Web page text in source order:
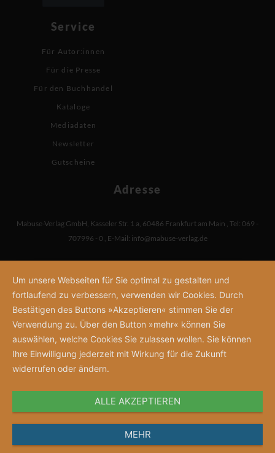
Service
Für Autor:innen
Für die Presse
Für den Buchhandel
Kataloge
Mediadaten
Newsletter
Gutscheine
Adresse
Mabuse-Verlag GmbH, Kasseler Str. 1 a, 60486 Frankfurt am Main , Tel: 069 -
707996 - 0 , E-Mail: info@mabuse-verlag.de
Um unsere Webseiten für Sie optimal zu gestalten und
fortlaufend zu verbessern, verwenden wir Cookies. Durch
Bestätigen des Buttons »Akzeptieren« stimmen Sie der
Verwendung zu. Über den Button »mehr« können Sie
auswählen, welche Cookies Sie zulassen wollen. Sie können
Ihre Einwilligung jederzeit mit Wirkung für die Zukunft
widerrufen oder ändern.
ALLE AKZEPTIEREN
MEHR